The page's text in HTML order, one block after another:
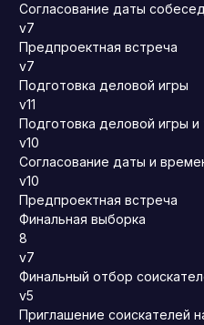
Согласование даты
v7
Предпроектная встреча
v7
Подготовка деловой игры
v11
Подготовка деловой игры и
v10
Согласование даты и
v10
Предпроектная встреча
Финальная выборка
8
v7
Финальный отбор
v5
Приглашение соискателей